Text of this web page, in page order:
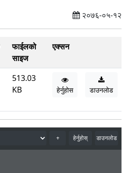
२०७६-०५-१२
फाईलको
साइज
एक्सन
513.03
KB
हेर्नुहोस डाउनलोड